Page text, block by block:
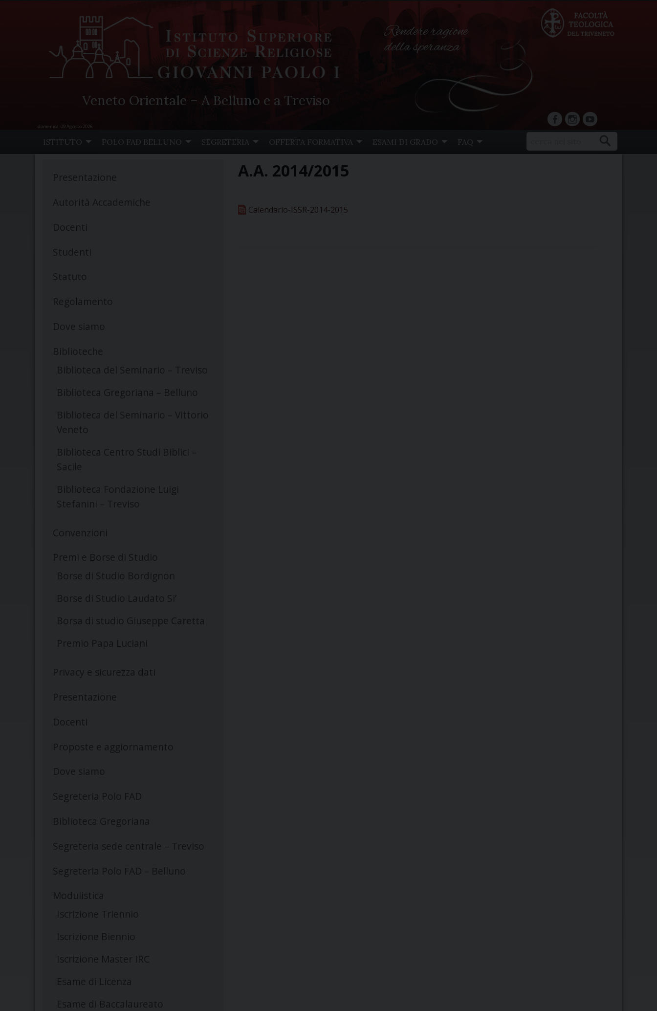
Veneto Orientale – A Belluno e a Treviso
Rendere ragione
della speranza
facebookInstagram
YouTube
domenica, 09 Agosto 2026
ISTITUTO POLO FAD BELLUNO SEGRETERIA OFFERTA FORMATIVA ESAMI DI GRADO FAQ
A.A. 2014/2015
Calendario-ISSR-2014-2015
Presentazione
Autorità Accademiche
Docenti
Studenti
Statuto
Regolamento
Dove siamo
Biblioteche
Biblioteca del Seminario – Treviso
Biblioteca Gregoriana – Belluno
Biblioteca del Seminario – Vittorio
Veneto
Biblioteca Centro Studi Biblici –
Sacile
Biblioteca Fondazione Luigi
Stefanini – Treviso
Convenzioni
Premi e Borse di Studio
Borse di Studio Bordignon
Borse di Studio Laudato Si’
Borsa di studio Giuseppe Caretta
Premio Papa Luciani
Privacy e sicurezza dati
Presentazione
Docenti
Proposte e aggiornamento
Dove siamo
Segreteria Polo FAD
Biblioteca Gregoriana
Segreteria sede centrale – Treviso
Segreteria Polo FAD – Belluno
Modulistica
Iscrizione Triennio
Iscrizione Biennio
Iscrizione Master IRC
Esame di Licenza
Esame di Baccalaureato